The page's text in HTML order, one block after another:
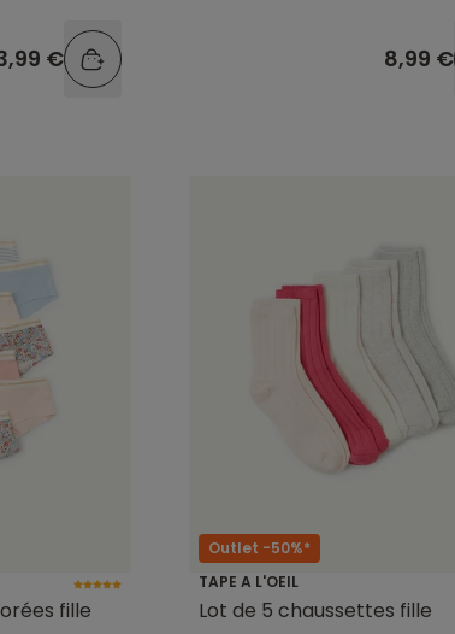
€ 8,99 €
fille
Outlet -50%*
TAPE A L'OEIL
Lot de 5 chaussettes fille